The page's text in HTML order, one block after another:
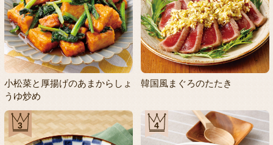
小松菜と厚揚げのあまからしょ
うゆ炒め
韓国風まぐろのたたき
3 4